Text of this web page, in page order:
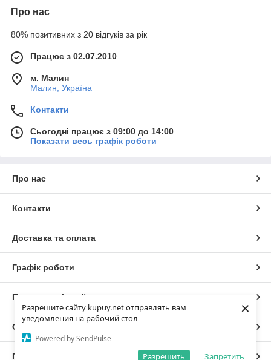
Разрешите сайту kupuy.net отправлять вам
уведомления на рабочий стол
Powered by SendPulse
Запретить
Разрешить
×
Про нас
80% позитивних з 20 відгуків за рік
Працює з 02.07.2010
м. Малин
Малин, Україна
Контакти
Сьогодні працює з 09:00 до 14:00
Показати весь графік роботи
Про нас
Контакти
Доставка та оплата
Графік роботи
Повна версія сайту
Сайт створено на маркетплейсі
Політика конфіденційності